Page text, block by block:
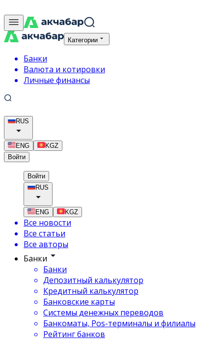
Категории
Банки
Валюта и котировки
Личные финансы
RUS
ENG
KGZ
Войти
Войти
RUS
ENG KGZ
Все новости
Все статьи
Все авторы
Банки
Банки
Депозитный калькулятор
Кредитный калькулятор
Банковские карты
Системы денежных переводов
Банкоматы, Pos-терминалы и филиалы
Рейтинг банков